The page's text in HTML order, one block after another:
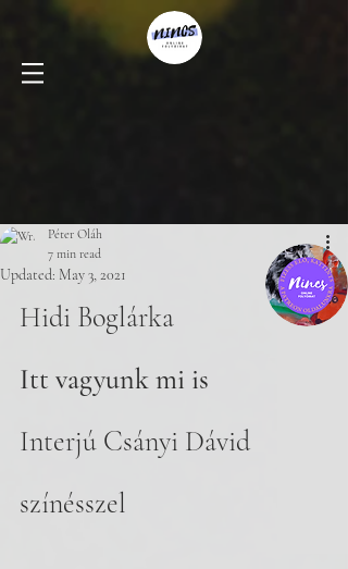
Péter Oláh
7 min read
Updated: May 3, 2021
Hidi Boglárka
Itt vagyunk mi is
Interjú Csányi Dávid
színésszel